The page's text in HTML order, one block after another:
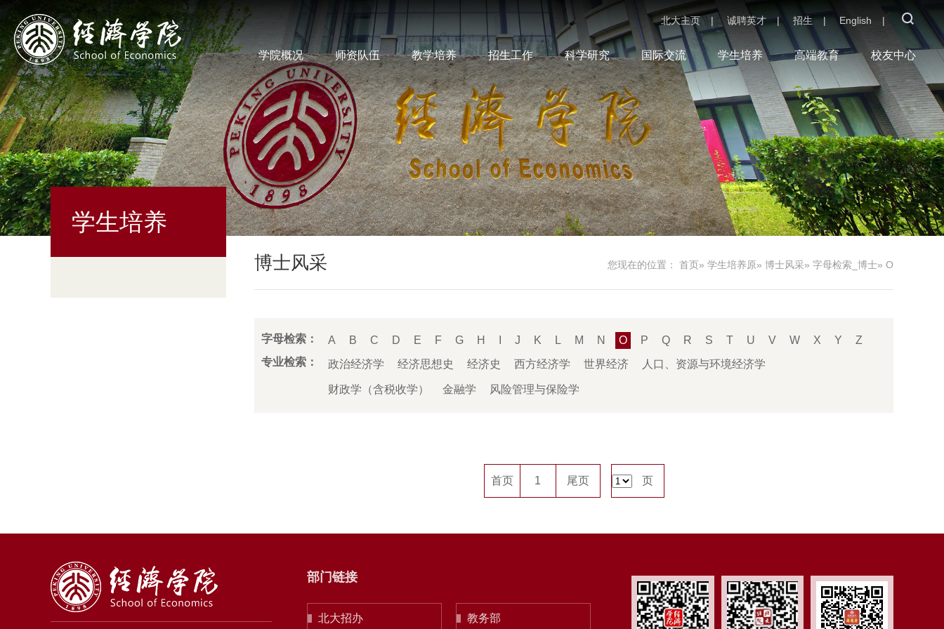
北大主页 | 诚聘英才 | 招生 | English |
学院概况 师资队伍 教学培养 招生工作 科学研究 国际交流 学生培养 高端教育 校友中心
学生培养
您现在的位置： 首页» 学生培养原» 博士风采» 字母检索_博士» O
博士风采
字母检索： A B C D E F G H J K L M N O P Q R S T U V W X Y
Z
专业检索：
政治经济学 经济思想史 经济史 西方经济学 世界经济 人口、资源与环境经济学
财政学（含税收学） 金融学 风险管理与保险学
首页 1 尾页 页
部门链接
北大招办 教务部